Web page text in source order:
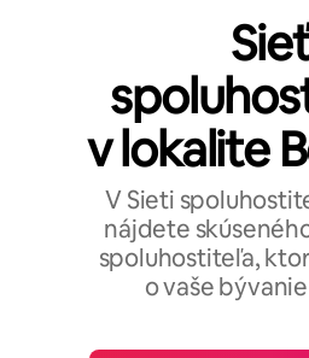
Sieť
v lokalite
V Sieti
nájdete
spoluhostiteľa,
o vaše